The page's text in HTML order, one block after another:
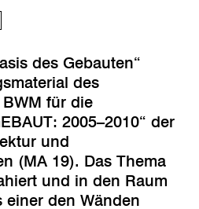
des Gebauten“
des
für die
2005–2010“ der
und
(MA 19). Das Thema
und in den Raum
einer den Wänden